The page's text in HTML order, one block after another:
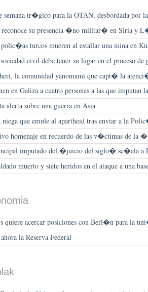
semana tr�gico para la OTAN, desbordada por
su presencia �no militar� en Siria y
turcos mueren al estallar una mina en
civil debe tener su lugar en el proceso
la comunidad yanomami que capt� la
en Galiza a cuatro personas a las que imputan
alerta sobre una guerra en Asia
niega que emule al apartheid tras enviar a la
homenaje en recuerdo de las v�ctimas de la
imputado del �juicio del siglo� se�ala a
muerto y siete heridos en el ataque a una
quiere acercar posiciones con Berl�n para la
la Reserva Federal